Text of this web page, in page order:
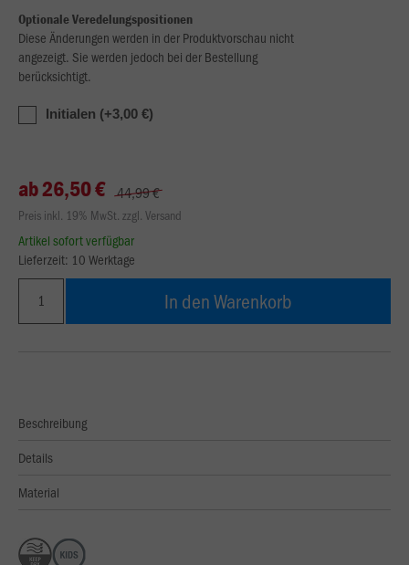
Optionale Veredelungspositionen
Diese Änderungen werden in der Produktvorschau nicht
angezeigt. Sie werden jedoch bei der Bestellung
berücksichtigt.
Initialen (+3,00 €)
ab 26,50 € 44,99 €
Preis inkl. 19% MwSt. zzgl. Versand
Artikel sofort verfügbar
Lieferzeit: 10 Werktage
In den Warenkorb
Beschreibung
Details
Material